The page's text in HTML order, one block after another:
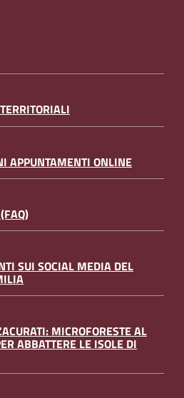
APPUNTAMENTI ONLINE
SUI SOCIAL MEDIA DEL
MICROFORESTE AL
ABBATTERE LE ISOLE DI